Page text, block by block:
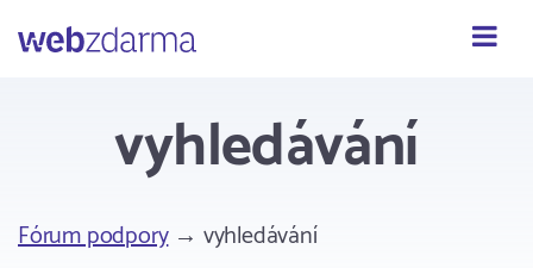
Webzdarma
vyhledávání
Fórum podpory→ vyhledávání